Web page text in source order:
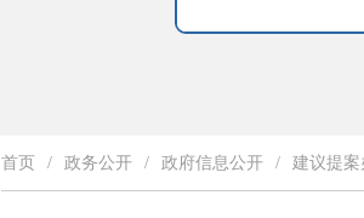
首页 / 政务公开 / 政府信息公开 / 建议提案